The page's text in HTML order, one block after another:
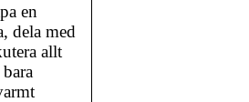
en
dela med
allt